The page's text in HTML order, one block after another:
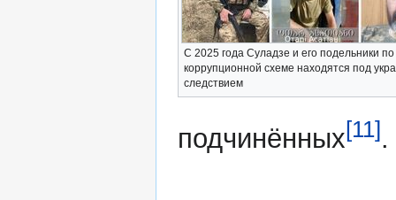
С 2025 года Суладзе и его подельники по
коррупционной схеме находятся под
следствием
подчинённых[11].